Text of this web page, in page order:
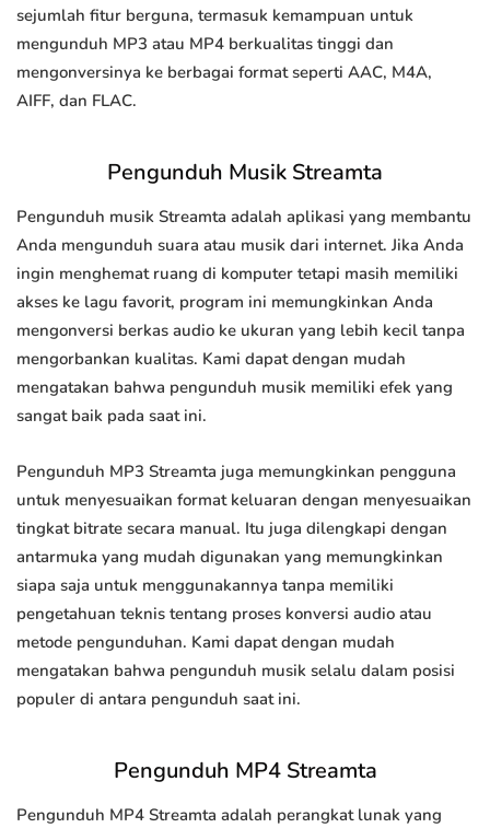
sejumlah fitur berguna, termasuk kemampuan untuk
mengunduh MP3 atau MP4 berkualitas tinggi dan
mengonversinya ke berbagai format seperti AAC, M4A,
AIFF, dan FLAC.
Pengunduh Musik Streamta
Pengunduh musik Streamta adalah aplikasi yang membantu
Anda mengunduh suara atau musik dari internet. Jika Anda
ingin menghemat ruang di komputer tetapi masih memiliki
akses ke lagu favorit, program ini memungkinkan Anda
mengonversi berkas audio ke ukuran yang lebih kecil tanpa
mengorbankan kualitas. Kami dapat dengan mudah
mengatakan bahwa pengunduh musik memiliki efek yang
sangat baik pada saat ini.
Pengunduh MP3 Streamta juga memungkinkan pengguna
untuk menyesuaikan format keluaran dengan menyesuaikan
tingkat bitrate secara manual. Itu juga dilengkapi dengan
antarmuka yang mudah digunakan yang memungkinkan
siapa saja untuk menggunakannya tanpa memiliki
pengetahuan teknis tentang proses konversi audio atau
metode pengunduhan. Kami dapat dengan mudah
mengatakan bahwa pengunduh musik selalu dalam posisi
populer di antara pengunduh saat ini.
Pengunduh MP4 Streamta
Pengunduh MP4 Streamta adalah perangkat lunak yang